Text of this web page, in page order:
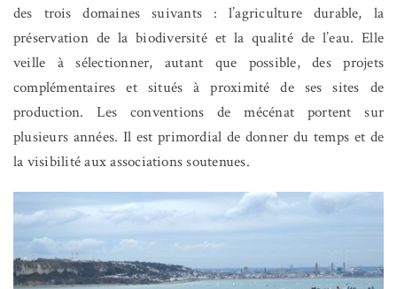
des trois domaines suivants : l’agriculture durable, la
préservation de la biodiversité et la qualité de l’eau. Elle
veille à sélectionner, autant que possible, des projets
complémentaires et situés à proximité de ses sites de
production. Les conventions de mécénat portent sur
plusieurs années. Il est primordial de donner du temps et de
la visibilité aux associations soutenues.